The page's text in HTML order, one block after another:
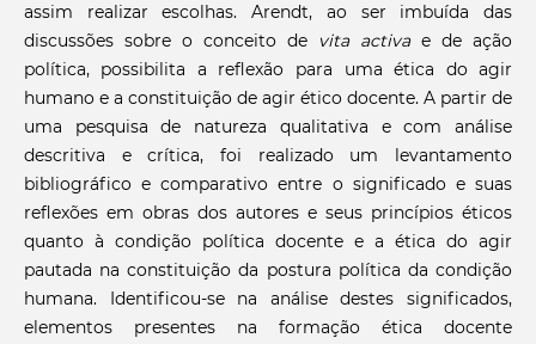
assim realizar escolhas. Arendt, ao ser imbuída das
discussões sobre o conceito de
vita activae de ação
política, possibilita a reflexão para uma ética do agir
humano e a constituição de agir ético docente. A partir de
uma pesquisa de natureza qualitativa e com análise
descritiva e crítica, foi realizado um levantamento
bibliográfico e comparativo entre o significado e suas
reflexões em obras dos autores e seus princípios éticos
quanto à condição política docente e a ética do agir
pautada na constituição da postura política da condição
humana. Identificou-se na análise destes significados,
elementos presentes na formação ética docente